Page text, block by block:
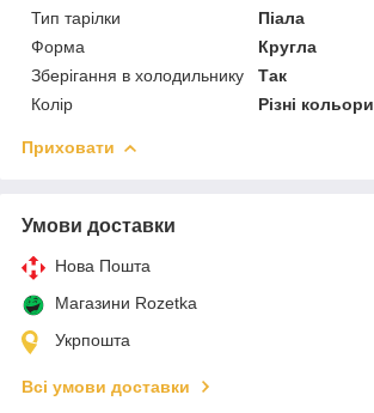
Тип тарілки
Піала
Форма
Кругла
Зберігання в холодильнику
Так
Колір
Різні кольори
Приховати
Умови доставки
Нова Пошта
Магазини Rozetka
Укрпошта
Всі умови доставки